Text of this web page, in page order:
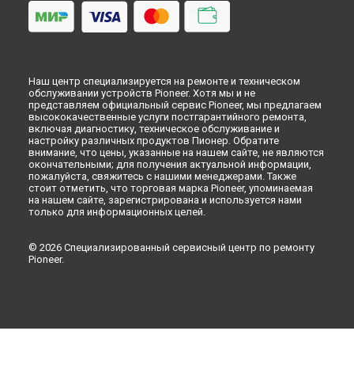
Наш центр специализируется на ремонте и техническом
обслуживании устройств Pioneer. Хотя мы и не
представляем официальный сервис Pioneer, мы предлагаем
высококачественные услуги постгарантийного ремонта,
включая диагностику, техническое обслуживание и
настройку различных продуктов Пионер. Обратите
внимание, что цены, указанные на нашем сайте, не являются
окончательными; для получения актуальной информации,
пожалуйста, свяжитесь с нашими менеджерами. Также
стоит отметить, что торговая марка Pioneer, упоминаемая
на нашем сайте, зарегистрирована и используется нами
только для информационных целей.
© 2026 Специализированный сервисный центр по ремонту
Pioneer.